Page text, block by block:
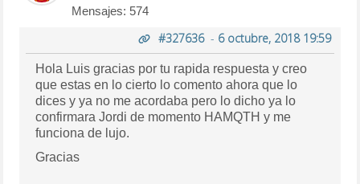
Mensajes: 574
#327636- 6 octubre, 2018 19:59
Hola Luis gracias por tu rapida respuesta y creo
que estas en lo cierto lo comento ahora que lo
dices y ya no me acordaba pero lo dicho ya lo
confirmara Jordi de momento HAMQTH y me
funciona de lujo.
Gracias